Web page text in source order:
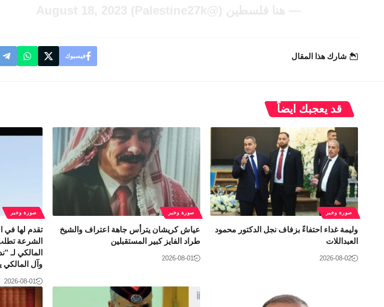
شارك هذا المقال فيسبوك
قد يعجبك ايضاً
صورة وخبر
وليمة غداء احتفاءً بزفاف نجل الدكتور محمود
العبداللات
2026-08-02
صورة وخبر
عياش كريشان يترأس جاهة اعتراف والشيخ
طراد الفايز كبير المستقبلين
2026-08-01
صورة وخبر
تقدم لها في
الشرعة
المالكي لـ
وآل المالكي
2026-08-01